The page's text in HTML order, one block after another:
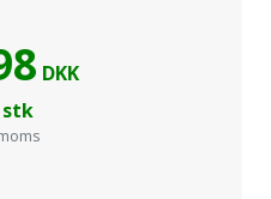
DKK
stk